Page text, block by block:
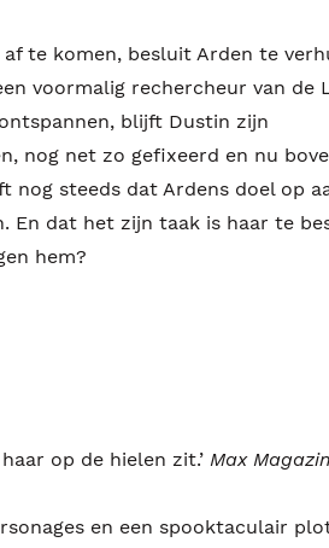
te komen, besluit Arden te
voormalig rechercheur van de
blijft Dustin zijn
nog net zo gefixeerd en nu
nog steeds dat Ardens doel op
En dat het zijn taak is haar te
hem?
op de hielen zit.’ Max
en een spooktaculair